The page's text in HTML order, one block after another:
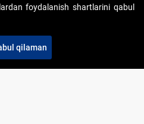
21-11
foydalanish shartlarini qabul
qilaman